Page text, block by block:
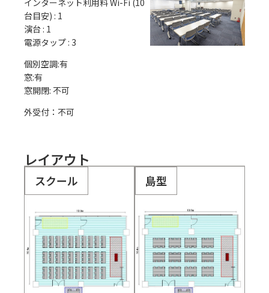
インターネット利用料 Wi-Fi (10
台目安) : 1
演台 : 1
電源タップ : 3
個別空調:有
窓:有
外受付：不可
レイアウト
スクール 島型